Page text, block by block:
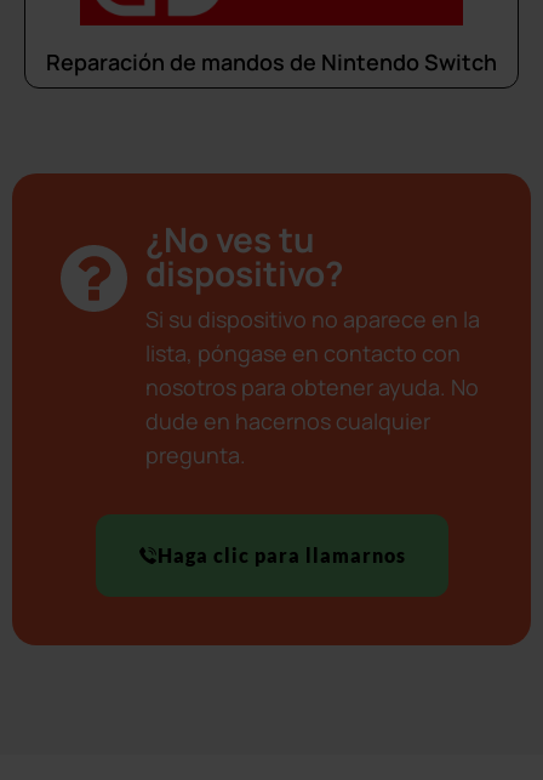
Reparación de mandos de Nintendo Switch
¿No ves tu
dispositivo?
Si su dispositivo no aparece en la
lista, póngase en contacto con
nosotros para obtener ayuda. No
dude en hacernos cualquier
pregunta.
Haga clic para llamarnos